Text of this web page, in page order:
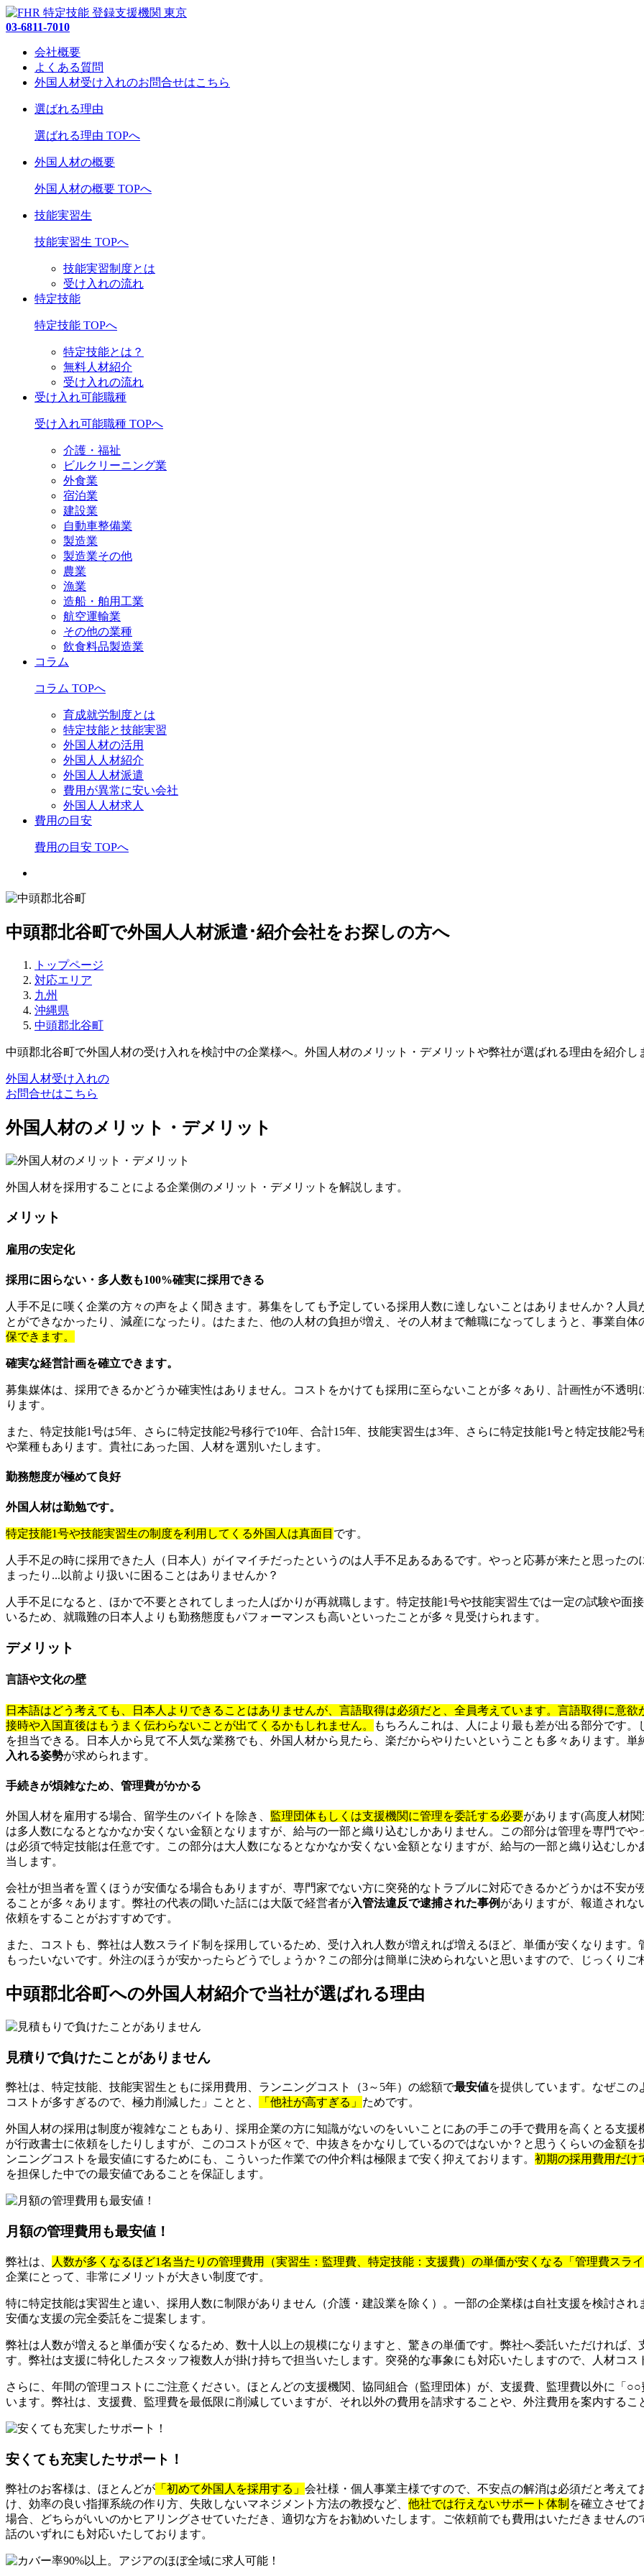
03-6811-7010
会社概要
よくある質問
外国人材受け入れのお問合せはこちら
選ばれる理由
選ばれる理由 TOPへ
外国人材の概要
外国人材の概要 TOPへ
技能実習生
技能実習生 TOPへ
技能実習制度とは
受け入れの流れ
特定技能
特定技能 TOPへ
特定技能とは？
無料人材紹介
受け入れの流れ
受け入れ可能職種
受け入れ可能職種 TOPへ
介護・福祉
ビルクリーニング業
外食業
宿泊業
建設業
自動車整備業
製造業
製造業その他
農業
漁業
造船・舶用工業
航空運輸業
その他の業種
飲食料品製造業
コラム
コラム TOPへ
育成就労制度とは
特定技能と技能実習
外国人材の活用
外国人人材紹介
外国人人材派遣
費用が異常に安い会社
外国人人材求人
費用の目安
費用の目安 TOPへ
中頭郡北谷町で外国人人材派遣･紹介会社をお探しの方へ
トップページ
対応エリア
九州
沖縄県
中頭郡北谷町
中頭郡北谷町で外国人材の受け入れを検討中の企業様へ。外国人材のメリット・デメリットや弊社が選ばれる理由を紹介し
外国人材受け入れの
お問合せはこちら
外国人材のメリット・デメリット
外国人材を採用することによる企業側のメリット・デメリットを解説します。
メリット
雇用の安定化
採用に困らない・多人数も100%確実に採用できる
人手不足に嘆く企業の方々の声をよく聞きます。募集をしても予定している採用人数に達しないことはありませんか？人
とができなかったり、減産になったり。はたまた、他の人材の負担が増え、その人材まで離職になってしまうと、事業自体
保できます。
確実な経営計画を確立できます。
募集媒体は、採用できるかどうか確実性はありません。コストをかけても採用に至らないことが多々あり、計画性が不透
ります。
また、特定技能1号は5年、さらに特定技能2号移行で10年、合計15年、技能実習生は3年、さらに特定技能1号と特定技能2
や業種もあります。貴社にあった国、人材を選別いたします。
勤務態度が極めて良好
外国人材は勤勉です。
特定技能1号や技能実習生の制度を利用してくる外国人は真面目 です。
人手不足の時に採用できた人（日本人）がイマイチだったというのは人手不足あるあるです。やっと応募が来たと思った
まったり...以前より扱いに困ることはありませんか？
人手不足になると、ほかで不要とされてしまった人ばかりが再就職します。特定技能1号や技能実習生では一定の試験や面
いるため、就職難の日本人よりも勤務態度もパフォーマンスも高いといったことが多々見受けられます。
デメリット
言語や文化の壁
日本語はどう考えても、日本人よりできることはありませんが、言語取得は必須だと、全員考えています。言語取得に意
接時や入国直後はもうまく伝わらないことが出てくるかもしれません。
もちろんこれは、人により最も差が出る部分です
を担当できる。日本人から見て不人気な業務でも、外国人材から見たら、楽だからやりたいということも多々あります。
入れる姿勢が求められます。
手続きが煩雑なため、管理費がかかる
外国人材を雇用する場合、留学生のバイトを除き、 監理団体もしくは支援機関に管理を委託する必要があります(高度人材
は多人数になるとなかなか安くない金額となりますが、給与の一部と織り込むしかありません。この部分は管理を専門で
は必須で特定技能は任意です。この部分は大人数になるとなかなか安くない金額となりますが、給与の一部と織り込むし
当します。
会社が担当者を置くほうが安価なる場合もありますが、専門家でない方に突発的なトラブルに対応できるかどうかは不安
ることが多々あります。弊社の代表の聞いた話には大阪で経営者が入管法違反で逮捕された事例 がありますが、報道されな
依頼をすることがおすすめです。
また、コストも、弊社は人数スライド制を採用しているため、受け入れ人数が増えれば増えるほど、単価が安くなります
もったいないです。外注のほうが安かったらどうでしょうか？この部分は簡単に決められないと思いますので、じっくりご
中頭郡北谷町への外国人材紹介で当社が選ばれる理由
見積りで負けたことがありません
弊社は、特定技能、技能実習生ともに採用費用、ランニングコスト（3～5年）の総額で最安値を提供しています。なぜこ
コストが多すぎるので、極力削減した」ことと、
「他社が高すぎる」 ためです。
外国人材の採用は制度が複雑なこともあり、採用企業の方に知識がないのをいいことにあの手この手で費用を高くとる支
が行政書士に依頼をしたりしますが、このコストが区々で、中抜きをかなりしているのではないか？と思うくらいの金額
ンニングコストを最安値にするためにも、こういった作業での仲介料は極限まで安く抑えております。 初期の採用費用だけ
を担保した中での最安値であることを保証します。
月額の管理費用も最安値！
弊社は、
人数が多くなるほど1名当たりの管理費用（実習生：監理費、特定技能：支援費）の単価が安くなる「管理費スラ
企業にとって、非常にメリットが大きい制度です。
特に特定技能は実習生と違い、採用人数に制限がありません（介護・建設業を除く）。一部の企業様は自社支援を検討さ
安価な支援の完全委託をご提案します。
弊社は人数が増えると単価が安くなるため、数十人以上の規模になりますと、驚きの単価です。弊社へ委託いただければ
す。弊社は支援に特化したスタッフ複数人が掛け持ちで担当いたします。突発的な事象にも対応いたしますので、人材コ
さらに、年間の管理コストにご注意ください。ほとんどの支援機関、協同組合（監理団体）が、支援費、監理費以外に「
います。弊社は、支援費、監理費を最低限に削減していますが、それ以外の費用を請求することや、外注費用を案内するこ
安くても充実したサポート！
弊社のお客様は、ほとんどが 「初めて外国人を採用する」 会社様・個人事業主様ですので、不安点の解消は必須だと考え
け、効率の良い指揮系統の作り方、失敗しないマネジメント方法の教授など、 他社では行えないサポート体制 を確立させて
場合、どちらがいいのかヒアリングさせていただき、適切な方をお勧めいたします。ご依頼前でも費用はいただきません
話のいずれにも対応いたしております。